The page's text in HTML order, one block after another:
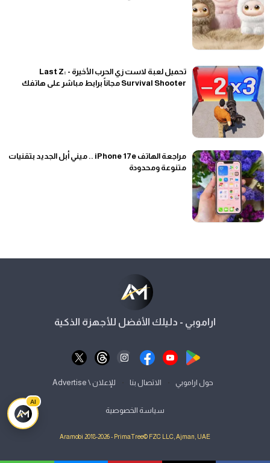
تحميل لعبة لاست زي الحرب الأخيرة - Last Z:
Survival Shooter مجاناً برابط مباشر على هاتفك
مراجعة الهاتف iPhone 17e .. ميني أبل الجديد بتقنيات
متنوعة ومحدودة
اراموبي - دليلك الأفضل للأجهزة الذكية
حول اراموبي الاتصال بنا للإعلان \ Advertise
سياسة الخصوصية
Aramobi 2018-2026 - PrimaTree© FZC LLC, Ajman, UAE
AI